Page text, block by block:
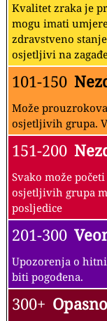
Kvalitet zraka je
mogu imati
zdravstveno
osjetljivi na
101-150
Može
osjetljivih grupa.
151-200
Svako može
osjetljivih grupa
posljedice
201-300
Upozorenja o
biti pogođena.
300+ Opasno